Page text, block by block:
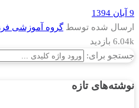
9 آبان 1394
ارسال شده توسطگروه آموزشی
6.04k بازدید
جستجو برای:
نوشته‌های تازه